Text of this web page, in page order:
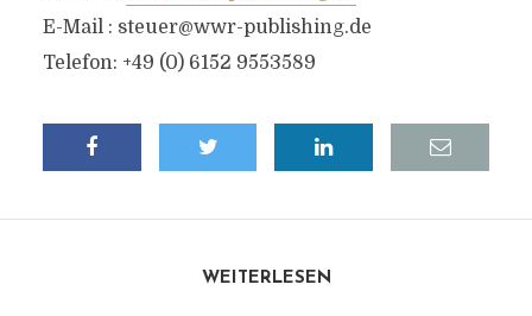
E-Mail : steuer@wwr-publishing.de
Telefon: +49 (0) 6152 9553589
WEITERLESEN